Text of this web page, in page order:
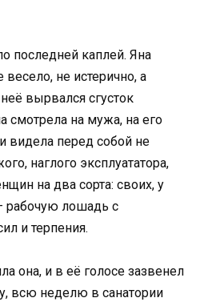
последней каплей. Яна
весело, не истерично, а
вырвался сгусток
смотрела на мужа, на его
видела перед собой не
наглого эксплуататора,
на два сорта: своих, у
рабочую лошадь с
и терпения.
она, и в её голосе зазвенел
всю неделю в санатории